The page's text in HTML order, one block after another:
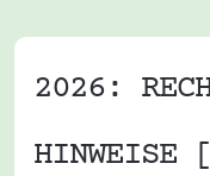
2026:
HINWEISE